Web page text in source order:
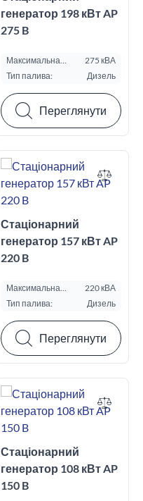
генератор 198 кВт AP
275 B
Максимальна
потужність ESP, кВА:
275 кВА
Тип палива:
Дизель
Переглянути
Стаціонарний
генератор 157 кВт AP
220 B
Максимальна
потужність ESP, кВА:
220 кВА
Тип палива:
Дизель
Переглянути
Стаціонарний
генератор 108 кВт AP
150 B